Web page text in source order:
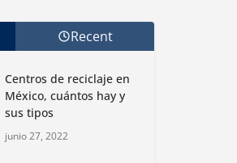
a la conquista de la
Isla Coronado por una
junio 30, 2026
informativa, Profepa y
Recent
Centros de reciclaje en
México, cuántos hay y
sus tipos
junio 27, 2022